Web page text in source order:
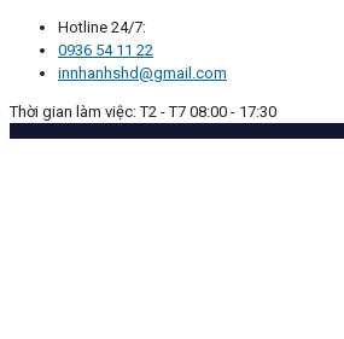
Hotline 24/7:
0936 54 11 22
innhanhshd@gmail.com
Thời gian làm việc: T2 - T7 08:00 - 17:30